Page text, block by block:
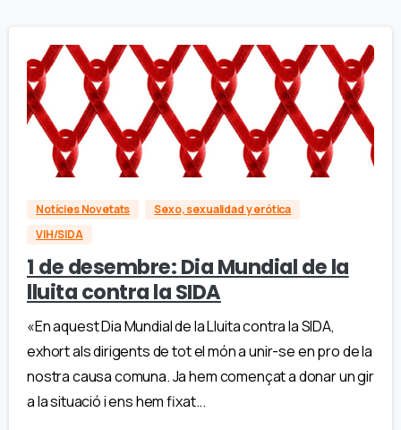
Notícies Novetats
Sexo, sexualidad y erótica
VIH/SIDA
1 de desembre: Dia Mundial de la
lluita contra la SIDA
«En aquest Dia Mundial de la Lluita contra la SIDA,
exhort als dirigents de tot el món a unir-se en pro de la
nostra causa comuna. Ja hem començat a donar un gir
a la situació i ens hem fixat...